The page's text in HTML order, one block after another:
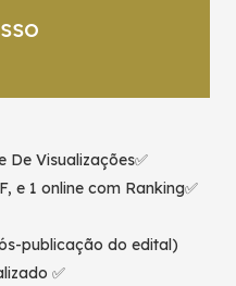
De Visualizações✅
e 1 online com Ranking✅
publicação do edital)
✅